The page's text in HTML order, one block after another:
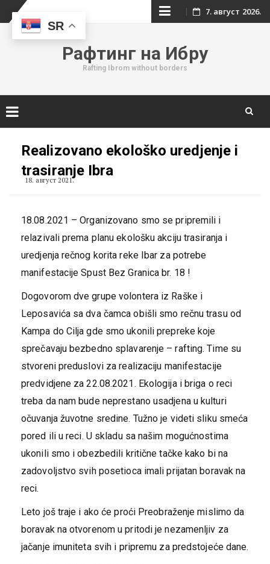
Skip
content
7. август 2026.
Рафтинг на Ибру
Rafting Ibrom without borders
Realizovano ekološko uredjenje i
trasiranje Ibra
18. август 2021.
18.08.2021 – Organizovano smo se pripremili i
relazivali prema planu ekološku akciju trasiranja i
uredjenja rečnog korita reke Ibar za potrebe
manifestacije Spust Bez Granica br. 18 !
Dogovorom dve grupe volontera iz Raške i
Leposavića sa dva čamca obišli smo rečnu trasu od
Kampa do Cilja gde smo ukonili prepreke koje
sprečavaju bezbedno splavarenje – rafting. Time su
stvoreni preduslovi za realizaciju manifestacije
predvidjene za 22.08.2021. Ekologija i briga o reci
treba da nam bude neprestano usadjena u kulturi
očuvanja žuvotne sredine. Tužno je videti sliku smeća
pored ili u reci. U skladu sa našim mogućnostima
ukonili smo i obezbedili kritične tačke kako bi na
zadovoljstvo svih posetioca imali prijatan boravak na
reci.
Leto još traje i ako će proći Preobraženje mislimo da
boravak na otvorenom u pritodi je nezamenljiv za
jačanje imuniteta svih i pripremu za predstojeće dane.
SR